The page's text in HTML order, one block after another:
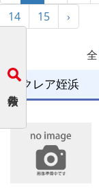
14
15 ›
全
クレア姪浜